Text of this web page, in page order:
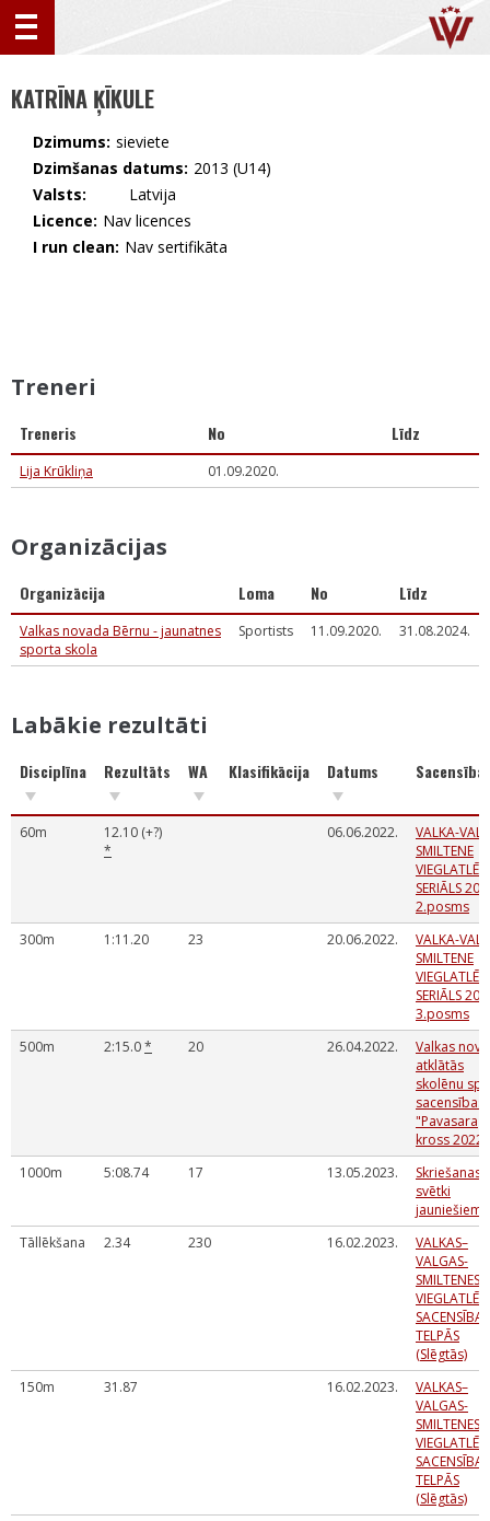
KATRĪNA ĶĪKULE
Dzimums: sieviete
Dzimšanas datums: 2013 (U14)
Valsts:
🇱🇻 Latvija
Licence: Nav licences
I run clean: Nav sertifikāta
Treneri
Treneris No Līdz
Lija Krūkliņa 01.09.2020.
Organizācijas
Organizācija Loma No Līdz
Valkas novada Bērnu - jaunatnes
sporta skola
Sportists 11.09.2020. 31.08.2024.
Labākie rezultāti
Disciplīna Rezultāts WA Klasifikācija Datums
60m
12.10 (+?)
*
06.06.2022.
VALKA-
SMILTENE
SERIĀLS
2.posms
300m
1:11.20 23 20.06.2022.
VALKA-
SMILTENE
SERIĀLS
3.posms
500m
2:15.0* 20 26.04.2022.
Valkas
atklātās
skolēnu
sacensības
"Pavasara
kross
1000m
5:08.74 17 13.05.2023.
Skriešanas
svētki
jauniešiem
Tāllēkšana
2.34 230 16.02.2023.
VALKAS–
VALGAS-
SMILTENES
SACENSĪBAS
TELPĀS
(Slēgtās)
150m
31.87 16.02.2023.
VALKAS–
VALGAS-
SMILTENES
SACENSĪBAS
TELPĀS
(Slēgtās)